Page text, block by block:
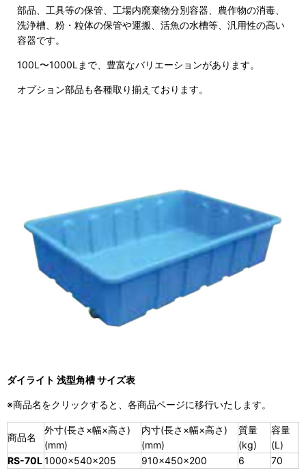
部品、工具等の保管、工場内廃棄物分別容器、農作物の消毒、
洗浄槽、粉・粒体の保管や運搬、活魚の水槽等、汎用性の高い
容器です。
100L〜1000Lまで、豊富なバリエーションがあります。
オプション部品も各種取り揃えております。
ダイライト 浅型角槽 サイズ表
※商品名をクリックすると、各商品ページに移行いたします。
商品名
外寸(長さ×幅×高さ)
(mm)
内寸(長さ×幅×高さ)
(mm)
質量
(kg)
容量
(L)
RS-70L1000×540×205 910×450×200 6
70